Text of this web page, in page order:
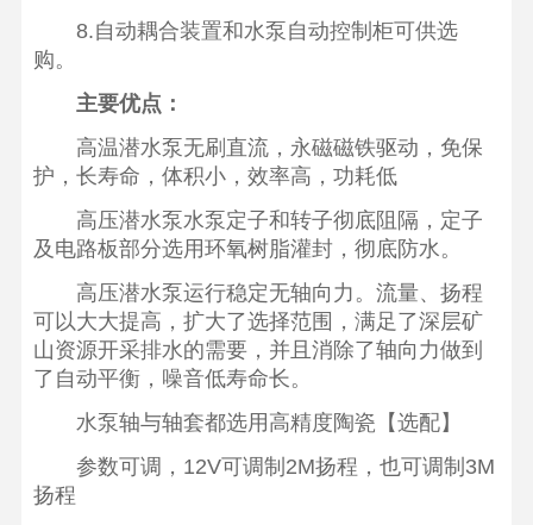
8.自动耦合装置和水泵自动控制柜可供选
购。
主要优点：
高温潜水泵无刷直流，永磁磁铁驱动，免保
护，长寿命，体积小，效率高，功耗低
高压潜水泵水泵定子和转子彻底阻隔，定子
及电路板部分选用环氧树脂灌封，彻底防水。
高压潜水泵运行稳定无轴向力。流量、扬程
可以大大提高，扩大了选择范围，满足了深层矿
山资源开采排水的需要，并且消除了轴向力做到
了自动平衡，噪音低寿命长。
水泵轴与轴套都选用高精度陶瓷【选配】
参数可调，12V可调制2M扬程，也可调制3M
扬程